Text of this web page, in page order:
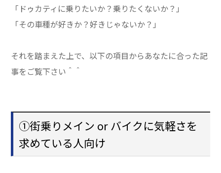
「ドゥカティに乗りたいか？乗りたくないか？」
「その車種が好きか？好きじゃないか？」
それを踏まえた上で、以下の項目からあなたに合った記
事をご覧下さい＾＾
①街乗りメイン or バイクに気軽さを
求めている人向け